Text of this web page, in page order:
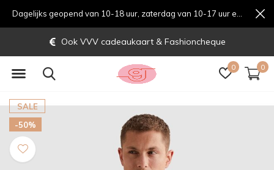
0 0
Ook VVV cadeaukaart & Fashioncheque
SALE
-50%